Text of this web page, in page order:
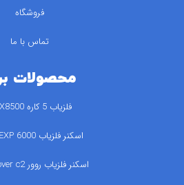
فروشگاه
تماس با ما
محصولات
فلزیاب 5 کاره GEX8500
اسکنر فلزیاب 6000 OKM EXP
اسکنر فلزیاب روور Okm Rover c2